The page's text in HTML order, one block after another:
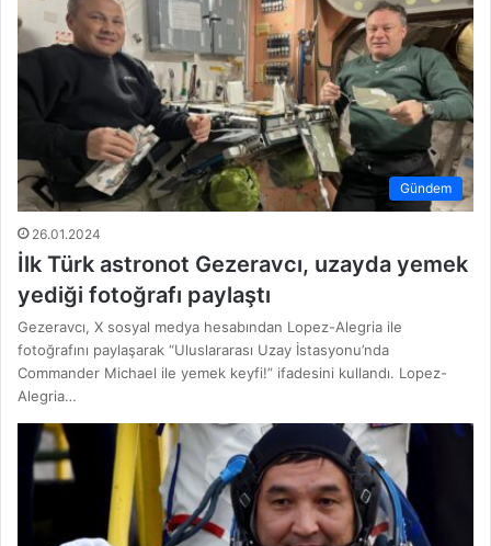
Gündem
26.01.2024
İlk Türk astronot Gezeravcı, uzayda yemek
yediği fotoğrafı paylaştı
Gezeravcı, X sosyal medya hesabından Lopez-Alegria ile
fotoğrafını paylaşarak “Uluslararası Uzay İstasyonu’nda
Commander Michael ile yemek keyfi!” ifadesini kullandı. Lopez-
Alegria…